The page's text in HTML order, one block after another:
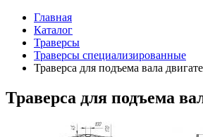
Главная
Каталог
Траверсы
Траверсы специализированные
Траверса для подъема вала
Траверса для подъема